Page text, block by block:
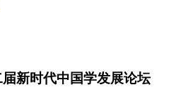
新时代中国学发展论坛